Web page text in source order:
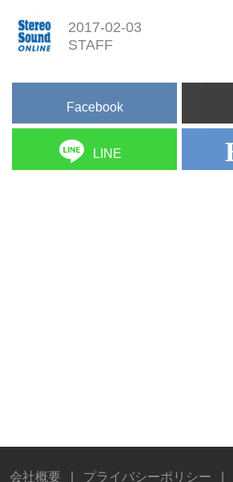
2017-02-03
STAFF
Facebook
LINE
会社概要 プライバシーポリシー